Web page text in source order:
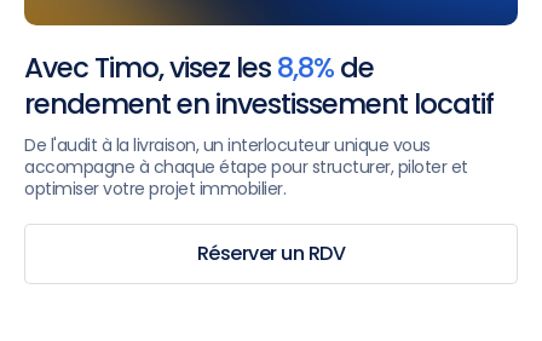
Avec Timo, visez les8,8%de
rendement en investissement locatif
De l'audit à la livraison, un interlocuteur unique vous
accompagne à chaque étape pour structurer, piloter et
optimiser votre projet immobilier.
Réserver un RDV